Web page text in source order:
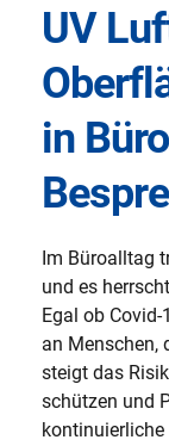
UV
in
Im Büroalltag
und es
Egal ob
an Menschen,
steigt das
schützen und